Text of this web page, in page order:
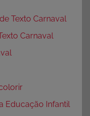
Texto Carnaval
Carnaval
Educação Infantil